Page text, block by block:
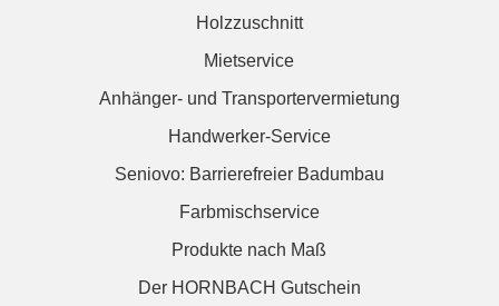
Holzzuschnitt
Mietservice
Anhänger- und Transportervermietung
Handwerker-Service
Seniovo: Barrierefreier Badumbau
Farbmischservice
Produkte nach Maß
Der HORNBACH Gutschein